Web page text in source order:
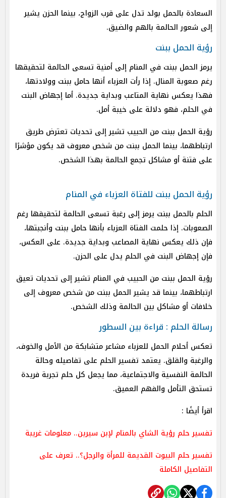
السعادة بالحمل بولد تدل على قرب الزواج، بينما الحزن يشير
إلى شعور الحالمة بالهم والضيق.
رؤية الحمل ببنت
يرمز الحمل ببنت في المنام إلى أمنية تسعى الحالمة لتحقيقها
رغم صعوبة المنال. إذا رأت العزباء أنها حامل ببنت وولادتها،
فهذا يعكس نهاية المتاعب وبداية جديدة. أما إجهاض البنت
في الحلم، فهو دلالة على خيبة أمل.
رؤية الحمل ببنت من الحبيب تشير إلى تحديات تعترض طريق
ارتباطهما، بينما الحمل ببنت من شخص معروف قد يكون مؤشرًا
على فتنة أو مشاكل تجمع الحالمة بهذا الشخص.
رؤية الحمل ببنت للفتاة العزباء في المنام
الحلم بالحمل ببنت يرمز إلى رغبة تسعى الحالمة لتحقيقها رغم
الصعوبات. إذا حلمت الفتاة العزباء بأنها حامل ببنت وأنجبتها،
فإن ذلك يعكس نهاية المصاعب وبداية جديدة. على العكس،
فإن إجهاض البنت في الحلم يدل على الحزن.
رؤية الحمل ببنت من الحبيب في المنام تشير إلى تحديات تعيق
ارتباطهما، بينما قد يشير الحمل ببنت من شخص معروف إلى
خلافات أو مشاكل بين الحالمة وذلك الشخص.
رسالة الحلم : قراءة بين السطور
تعكس أحلام الحمل للعزباء مشاعر متشابكة من الأمل والخوف،
والرغبة والقلق. يعتمد تفسير الحلم على تفاصيله وحالة
الحالمة النفسية والاجتماعية، مما يجعل كل حلم تجربة فريدة
تستحق التأمل والفهم العميق.
اقرأ أيضًا :
تفسير حلم رؤية الشاي بالمنام لإبن سيرين.. معلومات غريبة
تفسير حلم البيوت القديمة للمرأة والرجل؟.. تعرف على
التفاصيل الكاملة